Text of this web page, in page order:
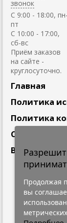
звонок
C 9:00 - 18:00, пн-
пт
С 10:00 - 17:00,
сб-вс
Приём заказов
на сайте -
круглосуточно.
Главная
Политика
Политика
Вакансии
Продолжая
вы